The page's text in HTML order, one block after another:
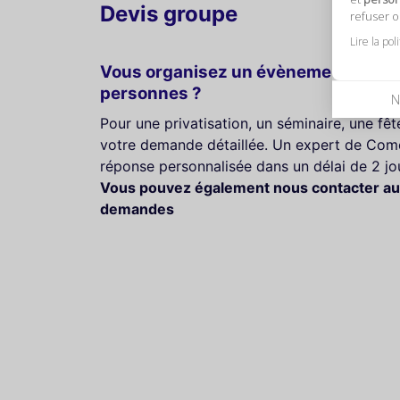
refuser
Lire la
Devis groupe
Vous organisez un évènement pour
personnes ?
Pour une privatisation, un séminaire, une
votre demande détaillée. Un expert de
réponse personnalisée dans un délai de 2
Vous pouvez également nous contacter
demandes